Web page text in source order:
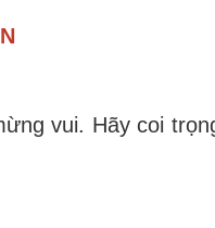
vui. Hãy coi